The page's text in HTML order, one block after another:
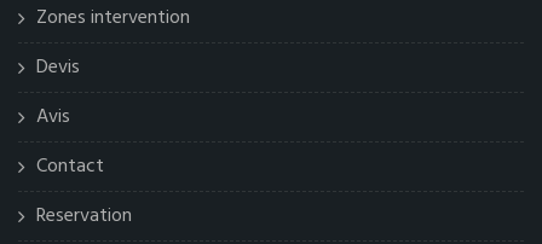
Zones intervention
Devis
Avis
Contact
Reservation